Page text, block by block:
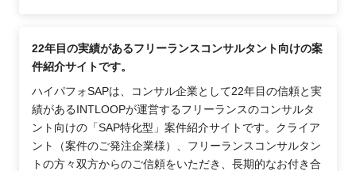
22年目の実績があるフリーランスコンサルタント向けの案
件紹介サイトです。
ハイパフォSAPは、コンサル企業として22年目の信頼と実
績があるINTLOOPが運営するフリーランスのコンサルタ
ント向けの「SAP特化型」案件紹介サイトです。クライア
ント（案件のご発注企業様）、フリーランスコンサルタン
トの方々双方からのご信頼をいただき、長期的なお付き合